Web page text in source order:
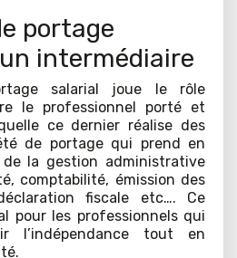
portage
intermédiaire
salarial joue le rôle
le professionnel porté et
ce dernier réalise des
de portage qui prend en
de la gestion administrative
comptabilité, émission des
fiscale etc…. Ce
pour les professionnels qui
l’indépendance tout en